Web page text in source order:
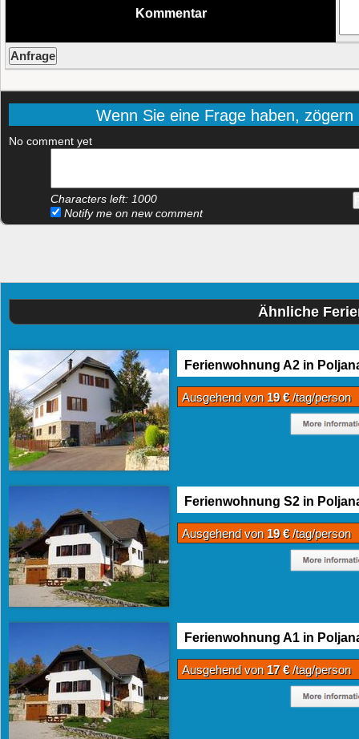
Kommentar
Wenn Sie eine Frage haben,
No comment yet
Characters left: 1000
Notify me on new comment
Ähnliche
Ferienwohnung A2 in
Ausgehend von 19 €/tag/person
Ferienwohnung S2 in
Ausgehend von 19 €/tag/person
Ferienwohnung A1 in
Ausgehend von 17 €/tag/person